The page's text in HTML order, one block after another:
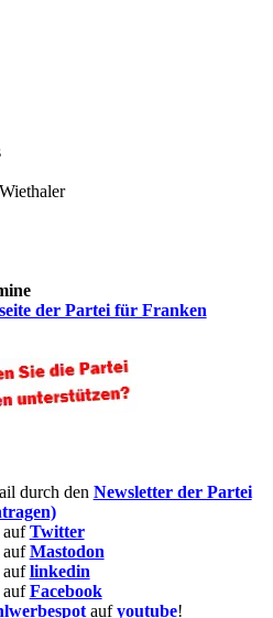
der Partei für Franken
durch den Newsletter der Partei
aufTwitter
aufMastodon
auflinkedin
aufFacebook
aufyoutube!